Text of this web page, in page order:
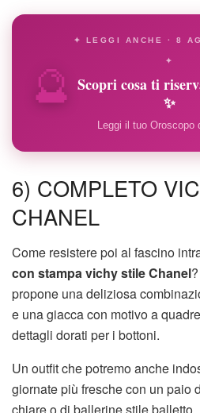
🔮
✦ LEGGI ANCHE · 8
✦
Scopri cosa ti
✨
Leggi il tuo
6) COMPLETO
CHANEL
Come resistere poi al fascino
con stampa vichy stile Chanel
propone una deliziosa
e una giacca con motivo a
dettagli dorati per i bottoni.
Un outfit che potremo anche
giornate più fresche con un paio
chiare o di ballerine stile